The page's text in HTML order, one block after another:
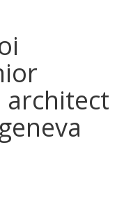
architect